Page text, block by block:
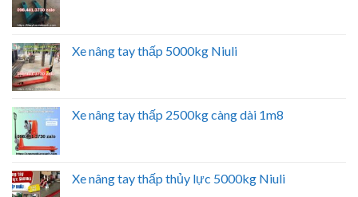
Xe nâng tay thấp 5000kg Niuli
Xe nâng tay thấp 2500kg càng dài 1m8
Xe nâng tay thấp thủy lực 5000kg Niuli